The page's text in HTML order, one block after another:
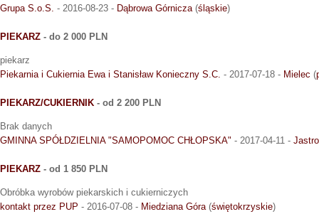
Grupa S.o.S. - 2016-08-23 - Dąbrowa Górnicza (śląskie)
PIEKARZ - do 2 000 PLN
piekarz
Piekarnia i Cukiernia Ewa i Stanisław Konieczny S.C. - 2017-07-18 - Mielec (
PIEKARZ/CUKIERNIK - od 2 200 PLN
Brak danych
GMINNA SPÓŁDZIELNIA "SAMOPOMOC CHŁOPSKA" - 2017-04-11 -
PIEKARZ - od 1 850 PLN
Obróbka wyrobów piekarskich i cukierniczych
kontakt przez PUP - 2016-07-08 - Miedziana Góra (świętokrzyskie)